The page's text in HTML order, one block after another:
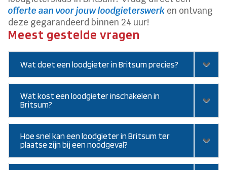
offerte aan voor jouw loodgieterswerk en ontvang
deze gegarandeerd binnen 24 uur!
Meest gestelde vragen
Wat doet een loodgieter in Britsum precies?
Wat kost een loodgieter inschakelen in
Britsum?
Hoe snel kan een loodgieter in Britsum ter
plaatse zijn bij een noodgeval?